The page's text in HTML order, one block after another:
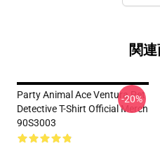
関
Party Animal Ace Ventura Pet
Detective T-Shirt Official Merch
90S3003
-20%